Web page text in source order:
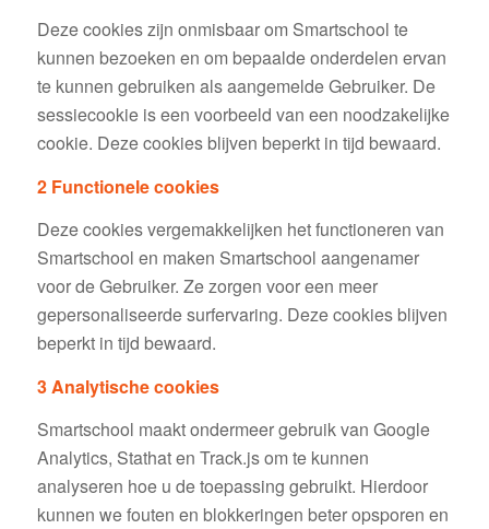
Deze cookies zijn onmisbaar om Smartschool te
kunnen bezoeken en om bepaalde onderdelen ervan
te kunnen gebruiken als aangemelde Gebruiker. De
sessiecookie is een voorbeeld van een noodzakelijke
cookie. Deze cookies blijven beperkt in tijd bewaard.
2 Functionele cookies
Deze cookies vergemakkelijken het functioneren van
Smartschool en maken Smartschool aangenamer
voor de Gebruiker. Ze zorgen voor een meer
gepersonaliseerde surfervaring. Deze cookies blijven
beperkt in tijd bewaard.
3 Analytische cookies
Smartschool maakt ondermeer gebruik van Google
Analytics, Stathat en Track.js om te kunnen
analyseren hoe u de toepassing gebruikt. Hierdoor
kunnen we fouten en blokkeringen beter opsporen en